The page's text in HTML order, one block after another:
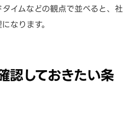
イムなどの観点で並べると、社
なります。
認しておきたい条